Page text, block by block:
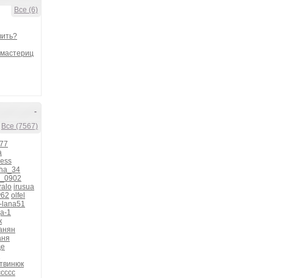
Все (6)
-
Все (7567)
irusua
olfel
lana51
1